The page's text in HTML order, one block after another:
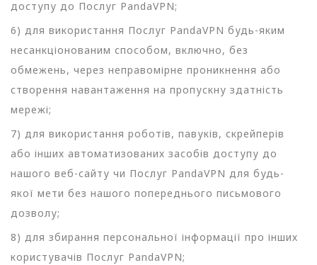
доступу до Послуг PandaVPN;
6) для використання Послуг PandaVPN будь-яким
несанкціонованим способом, включно, без
обмежень, через неправомірне проникнення або
створення навантаження на пропускну здатність
мережі;
7) для використання роботів, павуків, скрейперів
або інших автоматизованих засобів доступу до
нашого веб-сайту чи Послуг PandaVPN для будь-
якої мети без нашого попереднього письмового
дозволу;
8) для збирання персональної інформації про інших
користувачів Послуг PandaVPN;